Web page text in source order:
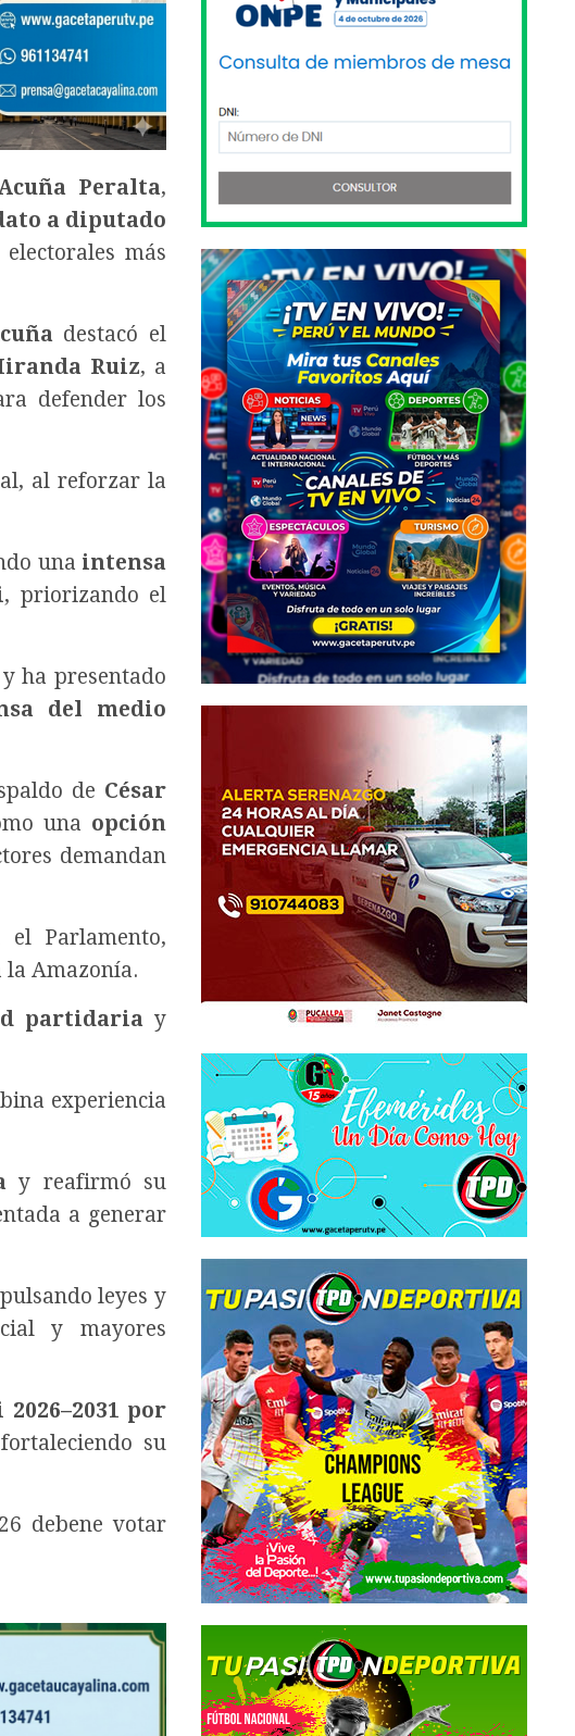
Peralta,
a diputado
más
destacó el
Ruiz, a
defender los
al reforzar la
una intensa
, priorizando el
ha presentado
del medio
de César
una opción
demandan
Parlamento,
la Amazonía.
partidariay
experiencia
y reafirmó su
a generar
leyes y
y mayores
por
su
debene votar